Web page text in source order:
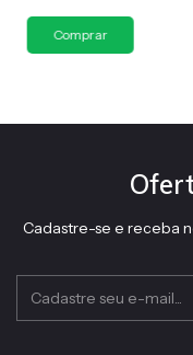
Cadastre-se e receba